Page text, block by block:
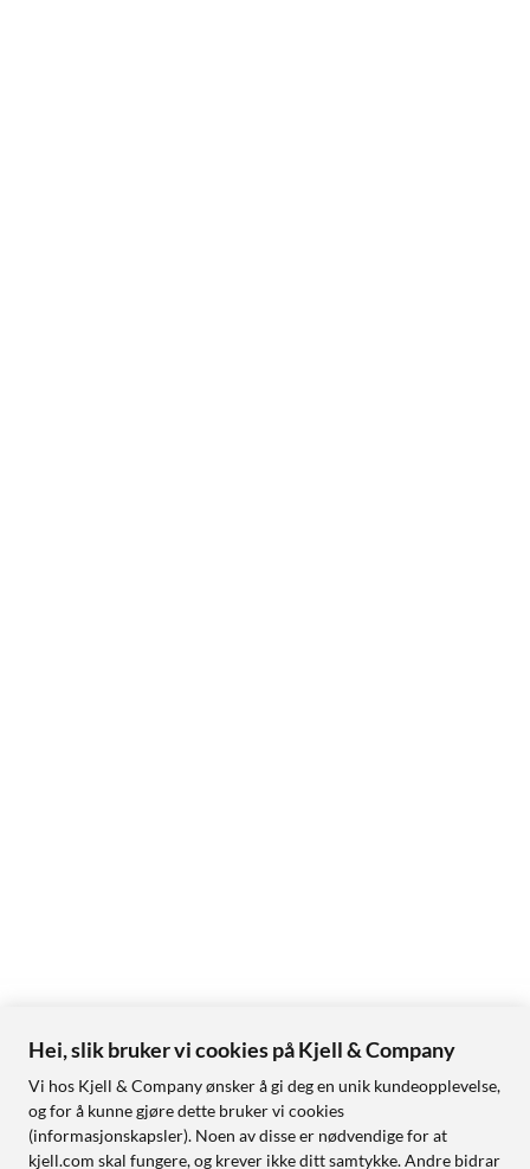
Hei, slik bruker vi cookies på Kjell & Company
Vi hos Kjell & Company ønsker å gi deg en unik kundeopplevelse,
og for å kunne gjøre dette bruker vi cookies
(informasjonskapsler). Noen av disse er nødvendige for at
kjell.com skal fungere, og krever ikke ditt samtykke. Andre bidrar